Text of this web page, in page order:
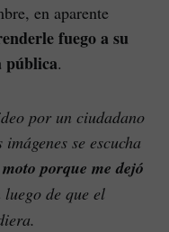
en aparente
fuego a su
pública.
por un ciudadano
se escucha
porque me dejó
de que el